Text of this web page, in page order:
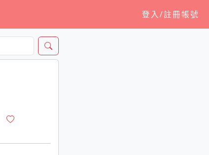
登入/註冊帳號